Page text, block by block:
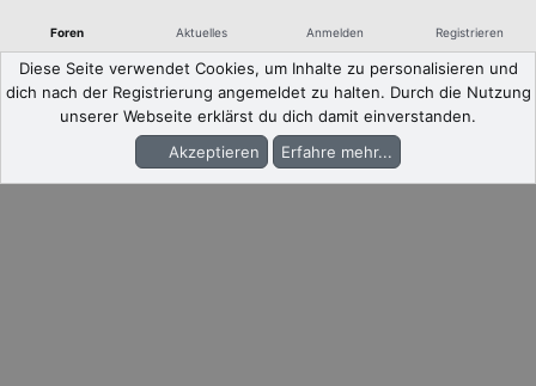
Foren Aktuelles Anmelden Registrieren
Diese Seite verwendet Cookies, um Inhalte zu personalisieren und
dich nach der Registrierung angemeldet zu halten. Durch die Nutzung
unserer Webseite erklärst du dich damit einverstanden.
Akzeptieren
Erfahre mehr...